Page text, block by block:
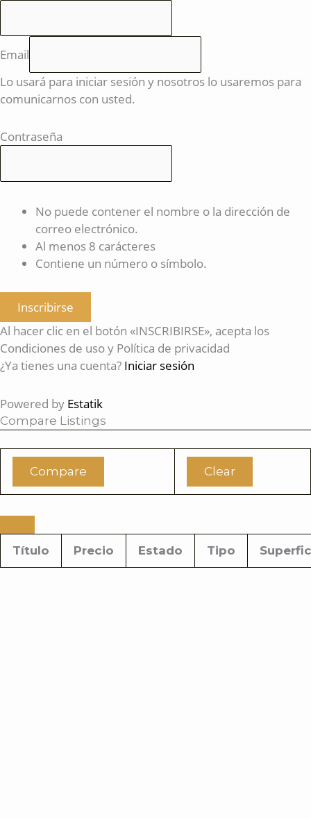
Email
Lo usará para iniciar sesión y nosotros lo usaremos para
comunicarnos con usted.
Contraseña
No puede contener el nombre o la dirección de
correo electrónico.
Al menos 8 carácteres
Contiene un número o símbolo.
Inscribirse
Al hacer clic en el botón «INSCRIBIRSE», acepta los
Condiciones de uso y Política de privacidad
¿Ya tienes una cuenta? Iniciar sesión
Powered by Estatik
Compare Listings
Compare Clear
Título Precio Estado Tipo